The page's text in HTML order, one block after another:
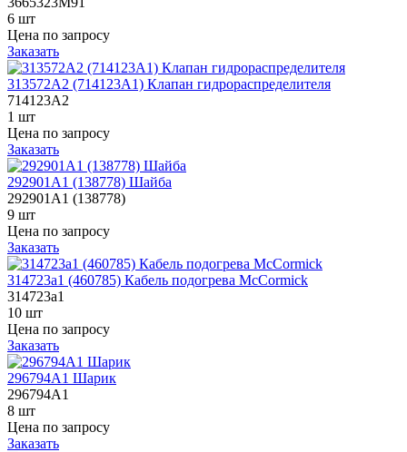
6 шт
Цена по запросу
Заказать
313572A2 (714123A1) Клапан гидрораспределителя
714123A2
1 шт
Цена по запросу
Заказать
292901A1 (138778) Шайба
292901A1 (138778)
9 шт
Цена по запросу
Заказать
314723a1 (460785) Кабель подогрева McCormick
314723a1
10 шт
Цена по запросу
Заказать
296794A1 Шарик
296794A1
8 шт
Цена по запросу
Заказать